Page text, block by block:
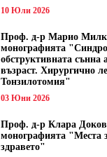
10 Юли 2026
Проф. д-р Марио
монографията
обструктивната сънна
възраст. Хирургично
Тонзилотомия"
03 Юни 2026
Проф. д-р Клара
монографията "Места
здравето"